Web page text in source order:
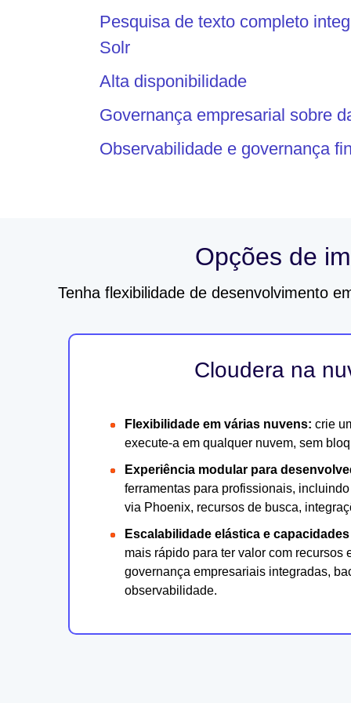
Pesquisa de texto completo
Solr
Alta disponibilidade
Governança empresarial sobre
Observabilidade e governança
Opções de
Tenha flexibilidade de desenvolvimento
Cloudera na
Flexibilidade em várias nuvens: crie
execute-a em qualquer nuvem, sem
Experiência modular para
ferramentas para profissionais,
via Phoenix, recursos de busca,
Escalabilidade elástica e
mais rápido para ter valor com recursos
governança empresariais integradas,
observabilidade.